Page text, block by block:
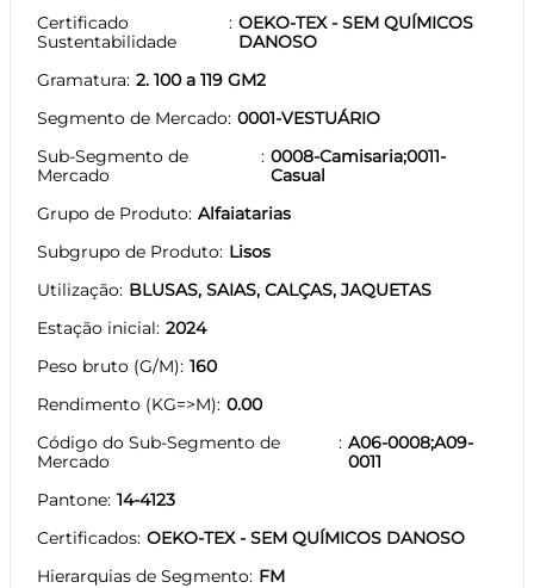
Certificado
Sustentabilidade
OEKO-TEX - SEM QUÍMICOS
DANOSO
Gramatura 2. 100 a 119 GM2
Segmento de Mercado 0001-VESTUÁRIO
Sub-Segmento de
Mercado
0008-Camisaria;0011-
Casual
Grupo de Produto Alfaiatarias
Subgrupo de Produto Lisos
Utilização BLUSAS, SAIAS, CALÇAS, JAQUETAS
Estação inicial 2024
Peso bruto (G/M) 160
Rendimento (KG=>M) 0.00
Código do Sub-Segmento de
Mercado
A06-0008;A09-
0011
Pantone 14-4123
Certificados OEKO-TEX - SEM QUÍMICOS DANOSO
Hierarquias de Segmento FM